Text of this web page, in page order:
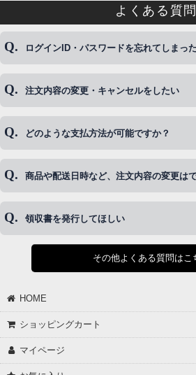
よくある質問
ログインID・パスワードを忘れてしまった
◆下記ページより、ログインIDの変更が可
注文内容の変更・キャンセルをしたい
◆即日発送を行なっている関係上、午後
※発送後、発送準備が完了しお手続きが
どのような支払方法が可能ですか？
◆代金引換・クレジットカード・携帯キャ
商品や配送日時など、注文内容の変更は
◆商品発送前の変更は承っております。
さい。
領収書を発行してほしい
◆領収書はご希望頂いた場合のみ発行して
【これからご注文する場合】
願いします。
②宛名（空欄は上様は不可）
③但し書き（空欄やお品代は不可）
その他よくある質問は
HOME
ショッピングカート
マイページ